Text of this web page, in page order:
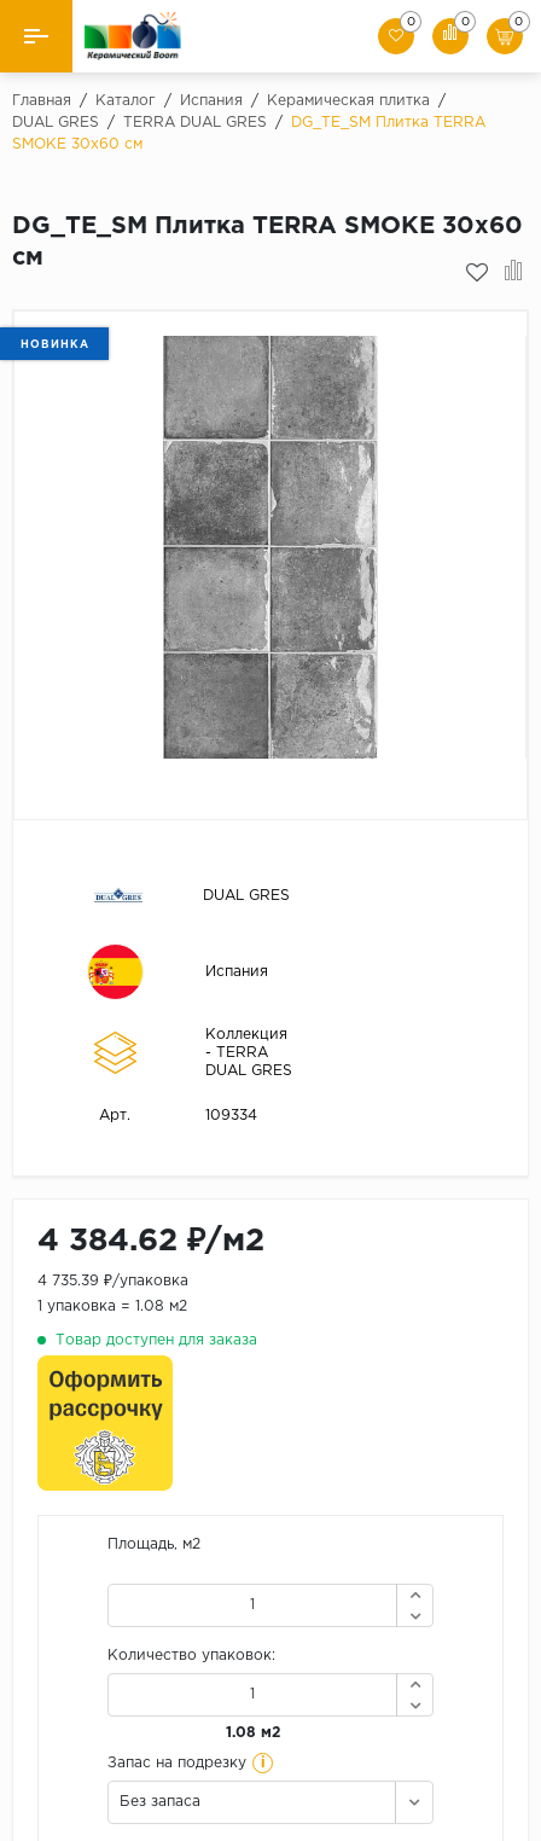
Назад
Производители
Керамогранит
Искусственный камень
0 0 0
Главная / Каталог / Испания / Керамическая плитка
/
DUAL GRES
/ TERRA DUAL GRES /
DG_TE_SM Плитка TERRA
SMOKE 30x60 см
DG_TE_SM Плитка TERRA SMOKE 30x60
см
НОВИНКА
DUAL GRES
Испания
Коллекция
- TERRA
DUAL GRES
Арт. 109334
4 384.62 ₽/м2
4 735.39 ₽/упаковка
1 упаковка = 1.08 м2
Товар доступен для заказа
Площадь, м2
Количество упаковок:
1.08 м2
Запас на подрезку i
Без запаса